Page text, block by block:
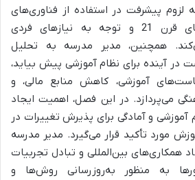
لزوم پیشرفت در استفاده از فناوری‌های
نوین، توسعه مهارت‌های قرن 21 و توجه به نیازهای فردی
همچنین، مدیر مدرسه به تحلیل
آینده برای نظام آموزشی پیش بیاید،
آموزشی، کاهش منابع مالی، و
می‌پردازد. در این فصل، اهمیت ایجاد
و آمادگی برای پذیرش تغییرات در
مورد تأکید قرار می‌گیرد. مدیر مدرسه
همکاری‌های بین‌المللی و تبادل تجربیات
به منظور به‌روزرسانی روش‌ها و